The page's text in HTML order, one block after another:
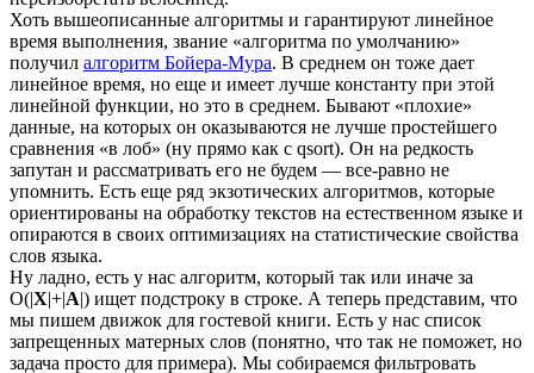
Хоть вышеописанные алгоритмы и гарантируют линейное
время выполнения, звание «алгоритма по умолчанию»
получил алгоритм Бойера-Мура. В среднем он тоже дает
линейное время, но еще и имеет лучше константу при этой
линейной функции, но это в среднем. Бывают «плохие»
данные, на которых он оказываются не лучше простейшего
сравнения «в лоб» (ну прямо как с qsort). Он на редкость
запутан и рассматривать его не будем — все-равно не
упомнить. Есть еще ряд экзотических алгоритмов, которые
ориентированы на обработку текстов на естественном языке и
опираются в своих оптимизациях на статистические свойства
слов языка.
Ну ладно, есть у нас алгоритм, который так или иначе за
O(|X|+|A|) ищет подстроку в строке. А теперь представим, что
мы пишем движок для гостевой книги. Есть у нас список
запрещенных матерных слов (понятно, что так не поможет, но
задача просто для примера). Мы собираемся фильтровать